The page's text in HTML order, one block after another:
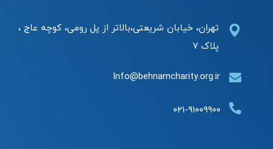
تهران، خیابان شریعتی،بالاتر از پل رومی، کوچه عاج ،
پلاک ۷
Info@behnamcharity.org.ir
۰۲۱-۹۱۰۰۹۹۰۰